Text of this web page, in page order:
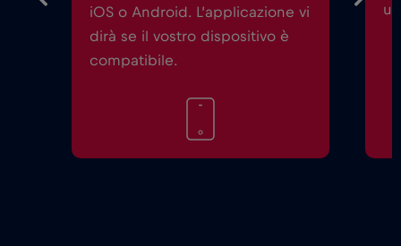
iOS o Android. L’applicazione vi
dirà se il vostro dispositivo è
compatibile.